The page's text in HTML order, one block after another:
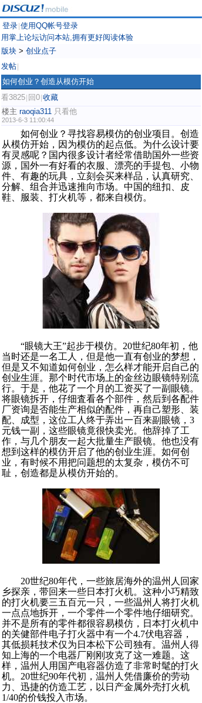
登录 使用QQ帐号登录
用掌上论坛访问本站,拥有更好阅读体验
版块 > 创业点子
发帖
如何创业？创造从模仿开始
看3825 回0 收藏
楼主 raoqia311 只看他
2013-6-3 11:00:44
如何创业？寻找容易模仿的创业项目。创造
从模仿开始，因为模仿的起点低。为什么设计要
有灵感呢？国内很多设计者经常借助国外一些资
源，国外一有好看的衣服、漂亮的手提包、小物
件、有趣的玩具，立刻会买来样品，认真研究、
分解、组合并迅速推向市场。中国的纽扣、皮
鞋、服装、打火机等，都来自模仿。
“眼镜大王”起步于模仿。20世纪80年初，他
当时还是一名工人，但是他一直有创业的梦想，
但是又不知道如何创业，怎么样才能开启自己的
创业生涯。那个时代市场上的金丝边眼镜特别流
行。于是，他花了一个月的工资买了一副眼镜。
将眼镜拆开，仔细査看各个部件，然后到各配件
厂资询是否能生产相似的配件，再自己塑形、装
配、成型，这位工人终于弄出一百来副眼镜，3
元钱一副，这些眼镜竟很快卖光。他辞掉了工
作，与几个朋友一起大批量生产眼镜。他也没有
想到这样的模仿开启了他的创业生涯。如何创
业，有时候不用把问题想的太复杂，模仿不可
耻，创造都是从模仿开始的。
20世纪80年代，一些旅居海外的温州人回家
乡探亲，带回来一些日本打火机。这种小巧精致
的打火机要三五百元一只，一些温州人将打火机
一点点地拆开，一个零件一个零件地仔细研究。
并不是所有的零件都很容易模仿，日本打火机中
的关健部件电子打火器中有一个4.7伏电容器，
其低损耗技术仅为日本松下公司独有。温州人得
知上海的一个电器厂刚刚攻克了这一难题。这
样，温州人用国产电容器仿造了非常时髦的打火
机。20世纪90年代初，温州人凭借廉价的劳动
力、迅捷的仿造工艺，以日产金属外壳打火机
1/40的价钱投入市场。